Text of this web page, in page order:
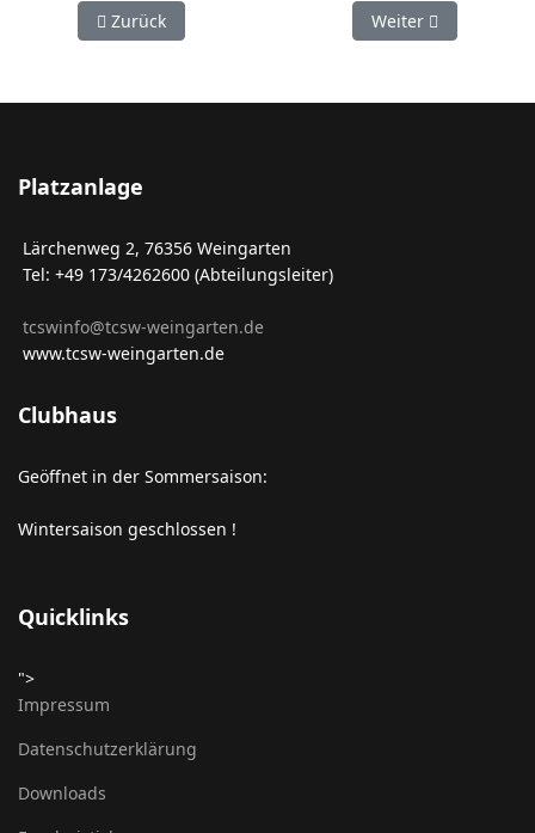
Vorheriger Beitrag: Tennishalle
Zurück Nächster Beitrag:
Weiter
Platzanlage
Lärchenweg 2, 76356 Weingarten
Tel: +49 173/4262600 (Abteilungsleiter)
tcswinfo@tcsw-weingarten.de
www.tcsw-weingarten.de
Clubhaus
Geöffnet in der Sommersaison:
Wintersaison geschlossen !
Quicklinks
">
Impressum
Datenschutzerklärung
Downloads